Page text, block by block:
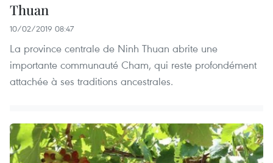
Thuan
10/02/2019 08:47
La province centrale de Ninh Thuan abrite une
importante communauté Cham, qui reste profondément
attachée à ses traditions ancestrales.